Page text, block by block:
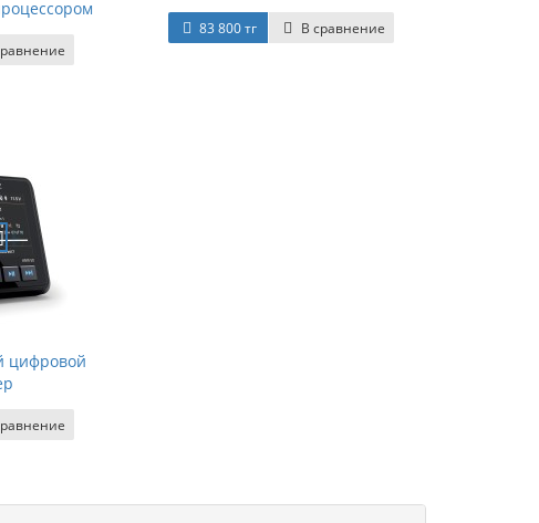
83 800 тг В сравнение
цифровой